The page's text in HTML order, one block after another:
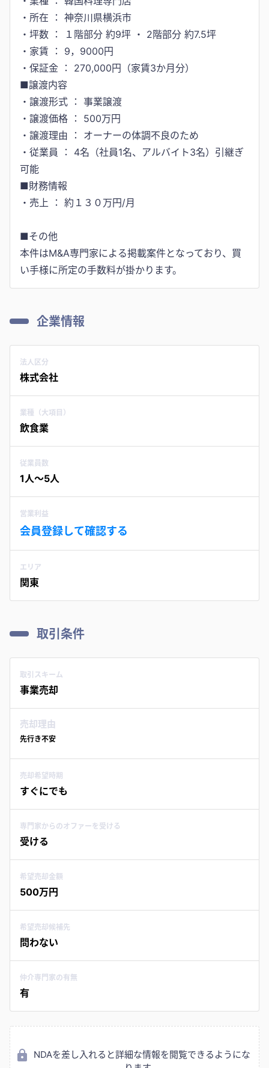
・所在 ： 神奈川県横浜市
・坪数 ： １階部分 約9坪 ・ 2階部分 約7.5坪
・家賃 ： 9，9000円
・保証金 ： 270,000円（家賃3か月分）
■譲渡内容
・譲渡形式 ： 事業譲渡
・譲渡価格 ： 500万円
・譲渡理由 ： オーナーの体調不良のため
・従業員 ： 4名（社員1名、アルバイト3名）引継ぎ
可能
■財務情報
・売上 ： 約１３０万円/月
■その他
本件はM&A専門家による掲載案件となっており、買
い手様に所定の手数料が掛かります。
企業情報
法人区分
株式会社
業種（大項目）
飲食業
従業員数
1人〜5人
営業利益
会員登録して確認する
エリア
関東
取引条件
取引スキーム
事業売却
売却理由
先行き不安
売却希望時期
すぐにでも
専門家からのオファーを受ける
受ける
希望売却金額
500万円
希望売却候補先
問わない
仲介専門家の有無
有
NDAを差し入れると詳細な情報を閲覧できるようにな